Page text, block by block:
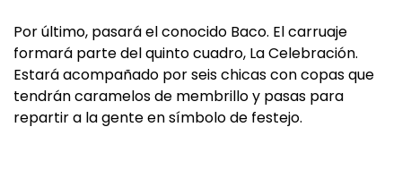
Por último, pasará el conocido Baco. El carruaje
formará parte del quinto cuadro, La Celebración.
Estará acompañado por seis chicas con copas que
tendrán caramelos de membrillo y pasas para
repartir a la gente en símbolo de festejo.